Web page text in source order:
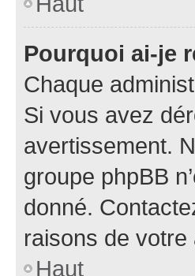
Pourquoi ai-je
Chaque
Si vous avez
avertissement.
groupe phpBB
donné.
raisons de
Haut